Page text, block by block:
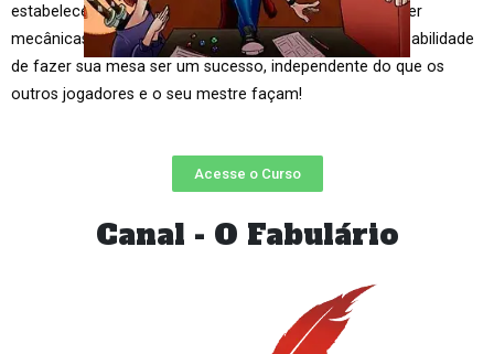
estabelecer mesas de RPG mais saudáveis, compreender
mecânicas e regras de forma melhor e puxar a responsabilidade
de fazer sua mesa ser um sucesso, independente do que os
outros jogadores e o seu mestre façam!
Acesse o Curso
Canal - O Fabulário